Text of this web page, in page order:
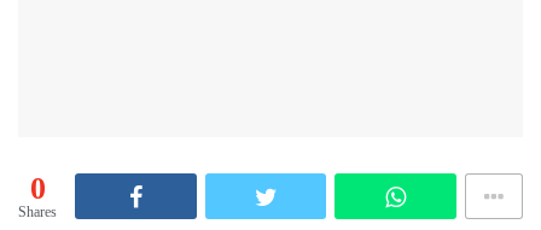
0
Shares